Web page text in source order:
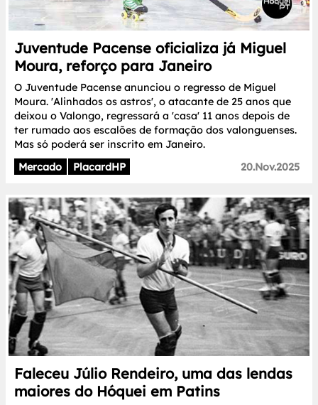
Juventude Pacense oficializa já Miguel
Moura, reforço para Janeiro
O Juventude Pacense anunciou o regresso de Miguel
Moura. 'Alinhados os astros', o atacante de 25 anos que
deixou o Valongo, regressará a 'casa' 11 anos depois de
ter rumado aos escalões de formação dos valonguenses.
Mas só poderá ser inscrito em Janeiro.
Mercado
PlacardHP 20.Nov.2025
Faleceu Júlio Rendeiro, uma das lendas
maiores do Hóquei em Patins